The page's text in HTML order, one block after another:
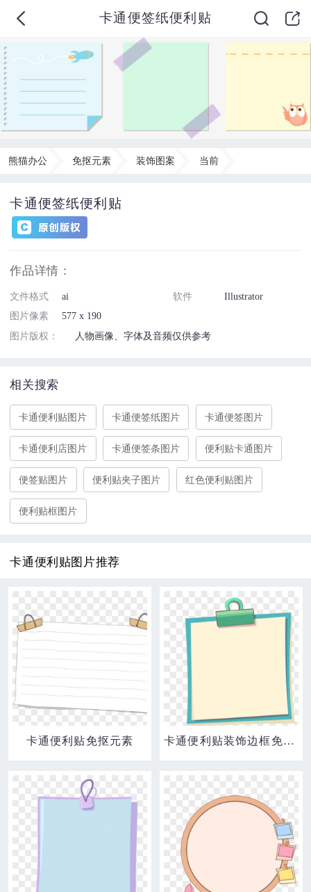
卡通便签纸便利贴
熊猫办公 免抠元素 装饰图案 当前
卡通便签纸便利贴
作品详情：
文件格式 ai 软件
Illustrator
图片像素
577 x 190
图片版权：
人物画像、字体及音频仅供参考
相关搜索
卡通便利贴图片 卡通便签纸图片 卡通便签图片
卡通便利店图片 卡通便签条图片 便利贴卡通图片
便签贴图片 便利贴夹子图片 红色便利贴图片
便利贴框图片
卡通便利贴图片推荐
卡通便利贴免抠元素 卡通便利贴装饰边框免抠元素